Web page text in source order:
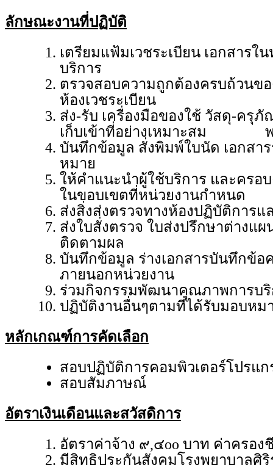
ลักษณะงานที่ปฏิบัติ
เตรียมแฟ้มเวชระเบียน เอกสาร
บริการ
ตรวจสอบความถูกต้องครบถ้วนข
ห้องเวชระเบียน
ส่ง-รับ เครื่องมือของใช้ วัสดุ-ครุ
เก็บเข้าที่อย่างเหมาะสม พ
บันทึกข้อมูล สั่งพิมพ์ใบนัด เอกสา
หมาย
ให้คำแนะนำผู้ใช้บริการ และครอ
ในขอบเขตที่หน่วยงานกำหนด
ส่งสิ่งส่งตรวจทางห้องปฏิบัติการ
ส่งใบสั่งตรวจ ใบส่งปรึกษาต่างแ
ติดตามผล
บันทึกข้อมูล ร่างเอกสารบันทึกข้อ
ภายนอกหน่วยงาน
ร่วมกิจกรรมพัฒนาคุณภาพการบริ
ปฏิบัติงานอื่นๆตามที่ได้รับมอบหม
หลักเกณฑ์การคัดเลือก
สอบปฏิบัติการคอมพิวเตอร์โปรแก
สอบสัมภาษณ์
อัตราเงินเดือนและสวัสดิการ
อัตราค่าจ้าง ๙,๔oo บาท ค่าครอง
มีสิทธิประกันสังคมโรงพยาบาลศิริ